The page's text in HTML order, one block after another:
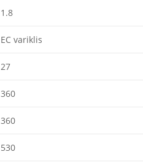
1.8
EC variklis
27
360
360
530